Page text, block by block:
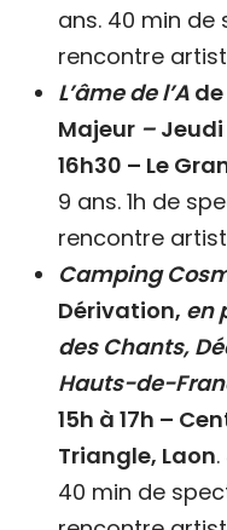
ans. 40 min
rencontre
L’âme de l’A
Majeur – Jeudi
16h30 – Le
9 ans. 1h de
rencontre
Camping
Dérivation, en
des Chants,
Hauts-de-
15h à 17h –
Triangle, Laon
40 min de